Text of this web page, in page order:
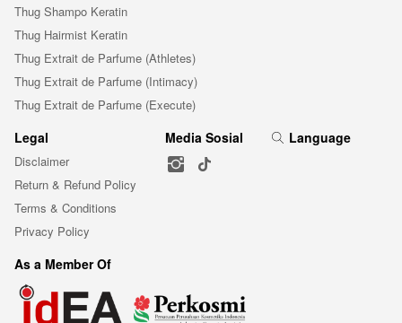
Thug Shampo Keratin
Thug Hairmist Keratin
Thug Extrait de Parfume (Athletes)
Thug Extrait de Parfume (Intimacy)
Thug Extrait de Parfume (Execute)
Legal
Disclaimer
Return & Refund Policy
Terms & Conditions
Privacy Policy
Media Sosial Language
As a Member Of